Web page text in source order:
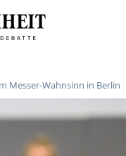
Messer-Wahnsinn in Berlin